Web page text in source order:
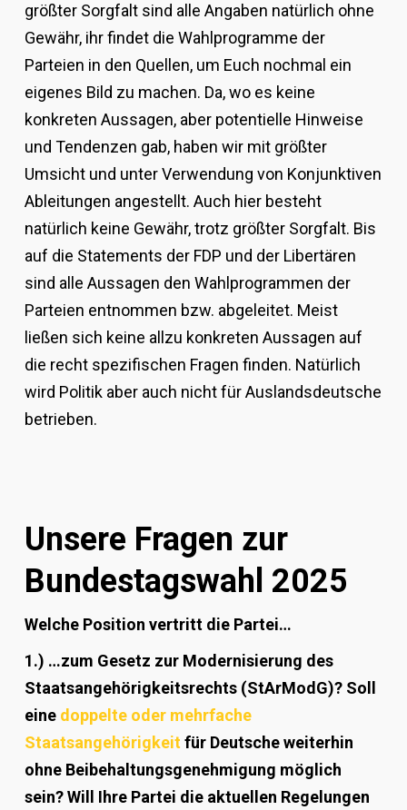
größter Sorgfalt sind alle Angaben natürlich ohne
Gewähr, ihr findet die Wahlprogramme der
Parteien in den Quellen, um Euch nochmal ein
eigenes Bild zu machen. Da, wo es keine
konkreten Aussagen, aber potentielle Hinweise
und Tendenzen gab, haben wir mit größter
Umsicht und unter Verwendung von Konjunktiven
Ableitungen angestellt. Auch hier besteht
natürlich keine Gewähr, trotz größter Sorgfalt. Bis
auf die Statements der FDP und der Libertären
sind alle Aussagen den Wahlprogrammen der
Parteien entnommen bzw. abgeleitet. Meist
ließen sich keine allzu konkreten Aussagen auf
die recht spezifischen Fragen finden. Natürlich
wird Politik aber auch nicht für Auslandsdeutsche
betrieben.
Unsere Fragen zur
Bundestagswahl 2025
Welche Position vertritt die Partei…
1.) …zum Gesetz zur Modernisierung des
Staatsangehörigkeitsrechts (StArModG)? Soll
eine doppelte oder mehrfache
Staatsangehörigkeitfür Deutsche weiterhin
ohne Beibehaltungsgenehmigung möglich
sein? Will Ihre Partei die aktuellen Regelungen